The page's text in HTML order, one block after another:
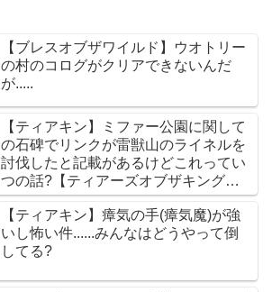
【ブレスオブザワイルド】ウオトリー
の村のコログがクリアできないんだ
が.....
【ティアキン】ミファー公園に関して
の石碑でリンクが雷獣山のライネルを
討伐したと記載があるけどこれってい
つの話?【ティアーズオブザキングダ
ム】
【ティアキン】瘴気の手(瘴気魔)が強
いし怖い件......みんなはどうやって倒
してる?